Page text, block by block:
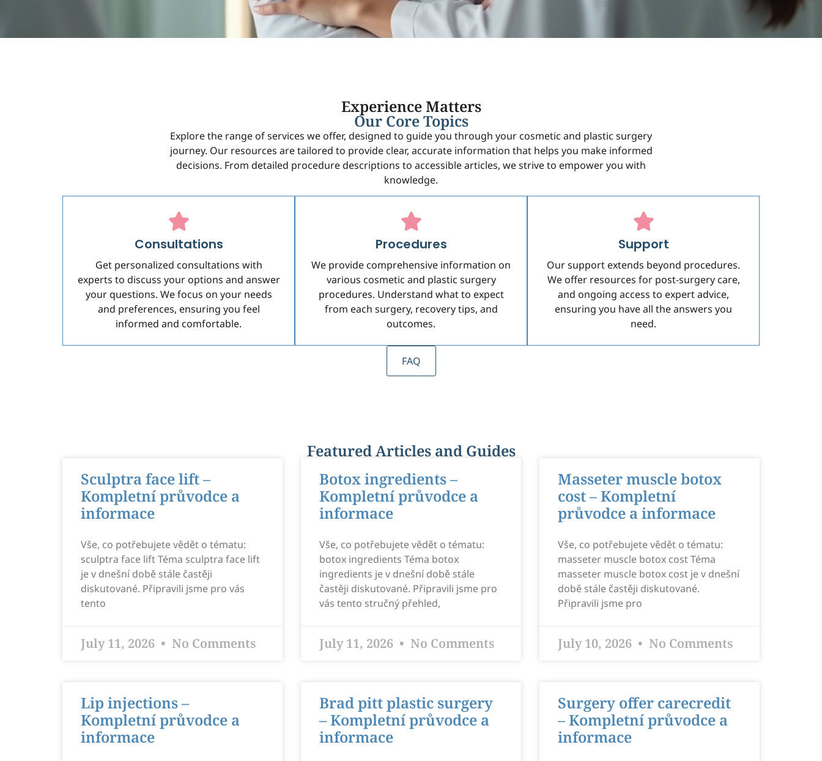
Experience Matters
Our Core Topics
Explore the range of services we offer, designed to guide you through your cosmetic and plastic surgery
journey. Our resources are tailored to provide clear, accurate information that helps you make informed
decisions. From detailed procedure descriptions to accessible articles, we strive to empower you with
knowledge.
Consultations
Get personalized consultations with
experts to discuss your options and answer
your questions. We focus on your needs
and preferences, ensuring you feel
informed and comfortable.
Procedures
We provide comprehensive information on
various cosmetic and plastic surgery
procedures. Understand what to expect
from each surgery, recovery tips, and
outcomes.
Support
Our support extends beyond procedures.
We offer resources for post-surgery care,
and ongoing access to expert advice,
ensuring you have all the answers you
need.
FAQ
Featured Articles and Guides
Sculptra face lift –
Kompletní průvodce a
informace
Vše, co potřebujete vědět o tématu:
sculptra face lift Téma sculptra face lift
je v dnešní době stále častěji
diskutované. Připravili jsme pro vás
tento
July 11, 2026 No Comments
Botox ingredients –
Kompletní průvodce a
informace
Vše, co potřebujete vědět o tématu:
botox ingredients Téma botox
ingredients je v dnešní době stále
častěji diskutované. Připravili jsme pro
vás tento stručný přehled,
July 11, 2026 No Comments
Masseter muscle botox
cost – Kompletní
průvodce a informace
Vše, co potřebujete vědět o tématu:
masseter muscle botox cost Téma
masseter muscle botox cost je v dnešní
době stále častěji diskutované.
Připravili jsme pro
July 10, 2026 No Comments
Lip injections –
Kompletní průvodce a
informace
Brad pitt plastic surgery
– Kompletní průvodce a
informace
Surgery offer carecredit
– Kompletní průvodce a
informace